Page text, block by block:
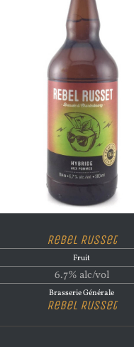
Rebel Russet
Fruit
6.7% alc/vol
Brasserie Générale
Rebel Russet